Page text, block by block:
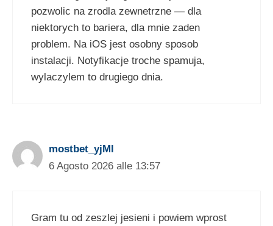
pozwolic na zrodla zewnetrzne — dla
niektorych to bariera, dla mnie zaden
problem. Na iOS jest osobny sposob
instalacji. Notyfikacje troche spamuja,
wylaczylem to drugiego dnia.
mostbet_yjMl
6 Agosto 2026 alle 13:57
Gram tu od zeszlej jesieni i powiem wprost